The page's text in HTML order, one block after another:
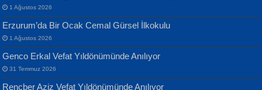
EKREM KARABABA
İsmail Aydos
İnkisar...
1 Ağustos 2026
Erzurum’da Bir Ocak Cemal Gürsel İlkokulu
1 Ağustos 2026
Genco Erkal Vefat Yıldönümünde Anılıyor
31 Temmuz 2026
Rençber Aziz Vefat Yıldönümünde Anılıyor